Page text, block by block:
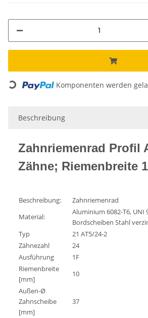
Loading... Komponenten werden
Beschreibung
Zahnriemenrad Profil
Zähne; Riemenbreite
Beschreibung:
Zahnriemenrad
Material:
Aluminium 6082-T6, UNI
Bordscheiben Stahl
Typ
21 AT5/24-2
Zähnezahl
24
Ausführung
1F
Riemenbreite
[mm]
10
Außen-Ø
Zahnscheibe
[mm]
37